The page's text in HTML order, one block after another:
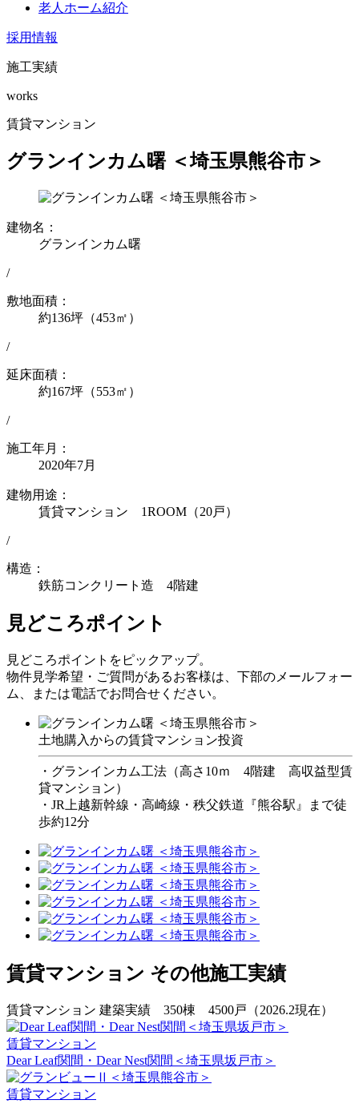
老人ホーム紹介
採用情報
施工実績
works
賃貸マンション
グランインカム曙 ＜埼玉県熊谷市＞
建物名：
グランインカム曙
/
敷地面積：
約136坪（453㎡）
/
延床面積：
約167坪（553㎡）
/
施工年月：
2020年7月
建物用途：
賃貸マンション 1ROOM（20戸）
/
構造：
鉄筋コンクリート造 4階建
見どころポイント
見どころポイントをピックアップ。
物件見学希望・ご質問があるお客様は、下部のメールフォー
ム、または電話でお問合せください。
土地購入からの賃貸マンション投資
・グランインカム工法（高さ10ｍ 4階建 高収益型賃
貸マンション）
・JR上越新幹線・高崎線・秩父鉄道『熊谷駅』まで徒
歩約12分
賃貸マンション その他施工実績
賃貸マンション 建築実績 350棟 4500戸（2026.2現在）
賃貸マンション
Dear Leaf関間・Dear Nest関間＜埼玉県坂戸市＞
賃貸マンション